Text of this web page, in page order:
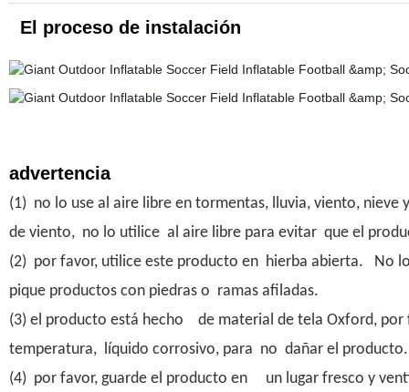
El proceso de instalación
advertencia
(1) no lo use al aire libre en tormentas, lluvia, viento,
de viento, no lo utilice al aire libre para evitar que el
(2) por favor, utilice este producto en hierba abierta. No
pique productos con piedras o ramas afiladas.
(3) el producto está hecho de material de tela Oxford,
temperatura, líquido corrosivo, para no dañar el producto.
(4) por favor, guarde el producto en un lugar fresco y